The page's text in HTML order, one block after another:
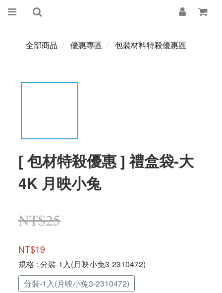
全部商品 優惠專區 包裝材料特殺優惠區
[ 包材特殺優惠 ] 禮盒袋-大
4K 月映小兔
NT$25
NT$19
規格 : 分裝-1入(月映小兔3-2310472)
分裝-1入(月映小兔3-2310472)